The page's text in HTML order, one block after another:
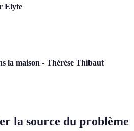
Elyte
la maison - Thérèse Thibaut
la source du problème